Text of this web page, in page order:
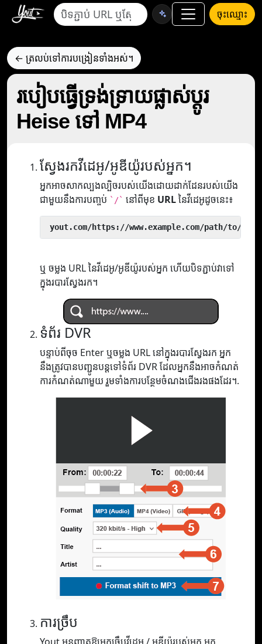
ចុះឈ្មោះ
← ត្រលប់ទៅការបង្រៀនទាំងអស់។
របៀបធ្វើទ្រង់ទ្រាយផ្លាស់ប្តូរ
Heise ទៅ MP4
ស្វែងរកវីដេអូ/អូឌីយ៉ូរបស់អ្នក។
អ្នកអាចសាកល្បងល្បិចរបស់យើងដោយដាក់ដែនរបស់យើង
ជាមួយនឹងការបញ្ចប់ `/` នៅពីមុខ URLនៃវីដេអូដូចនេះ៖
yout.com/https://www.example.com/path/to/
ឬ ចម្លង URL នៃវីដេអូ/អូឌីយ៉ូរបស់អ្នក ហើយបិទភ្ជាប់វាទៅ
ក្នុងរបារស្វែងរក។
ទំព័រ DVR
បន្ទាប់ពីចុច Enter ឬចម្លង URL នៅក្នុងរបារស្វែងរក អ្នក
នឹងត្រូវបានបញ្ជូនបន្តទៅទំព័រ DVR ដែលអ្នកនឹងអាចកំណត់
ការកំណត់ណាមួយ រួមទាំងការបន្ថែមចំណងជើងរងផងដែរ។.
ការច្រឹប